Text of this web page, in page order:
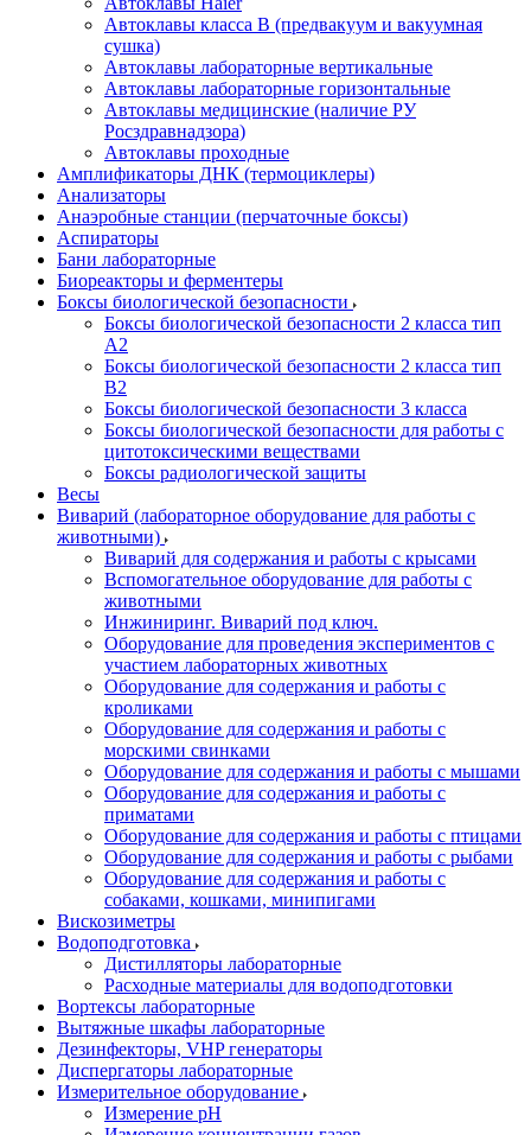
Автоклавы класса B (предвакуум и вакуумная
сушка)
Автоклавы лабораторные вертикальные
Автоклавы лабораторные горизонтальные
Автоклавы медицинские (наличие РУ
Росздравнадзора)
Автоклавы проходные
Амплификаторы ДНК (термоциклеры)
Анализаторы
Анаэробные станции (перчаточные боксы)
Аспираторы
Бани лабораторные
Биореакторы и ферментеры
Боксы биологической безопасности
Боксы биологической безопасности 2 класса тип
A2
Боксы биологической безопасности 2 класса тип
B2
Боксы биологической безопасности 3 класса
Боксы биологической безопасности для работы с
цитотоксическими веществами
Боксы радиологической защиты
Весы
Виварий (лабораторное оборудование для работы с
животными)
Виварий для содержания и работы с крысами
Вспомогательное оборудование для работы с
животными
Инжиниринг. Виварий под ключ.
Оборудование для проведения экспериментов с
участием лабораторных животных
Оборудование для содержания и работы с
кроликами
Оборудование для содержания и работы с
морскими свинками
Оборудование для содержания и работы с мышами
Оборудование для содержания и работы с
приматами
Оборудование для содержания и работы с птицами
Оборудование для содержания и работы с рыбами
Оборудование для содержания и работы с
собаками, кошками, минипигами
Вискозиметры
Водоподготовка
Дистилляторы лабораторные
Расходные материалы для водоподготовки
Вортексы лабораторные
Вытяжные шкафы лабораторные
Дезинфекторы, VHP генераторы
Диспергаторы лабораторные
Измерительное оборудование
Измерение pH